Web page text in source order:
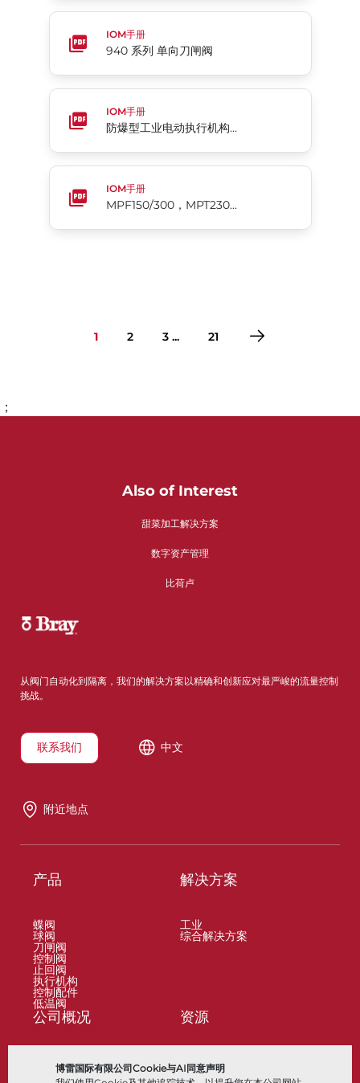
博雷国际有限公司Cookie与AI同意声明
940 系列 单向刀闸阀
IOM手册
940 系列 单向刀闸阀
防爆型工业电动执行机构 76系列
IOM手册
防爆型工业电动执行机构 76系列
MPF150/300，MPT230/240 球阀
IOM手册
MPF150/300，MPT230/240 球阀
1 2 3 ... 21
；
Also of Interest
甜菜加工解决方案
数字资产管理
比荷卢
从阀门自动化到隔离，我们的解决方案以精确和创新应对最严峻的流量控制
挑战。
联系我们 中文
附近地点
产品
蝶阀
球阀
刀闸阀
控制阀
止回阀
执行机构
控制配件
低温阀
解决方案
工业
综合解决方案
公司概况 资源
文档
知识中心